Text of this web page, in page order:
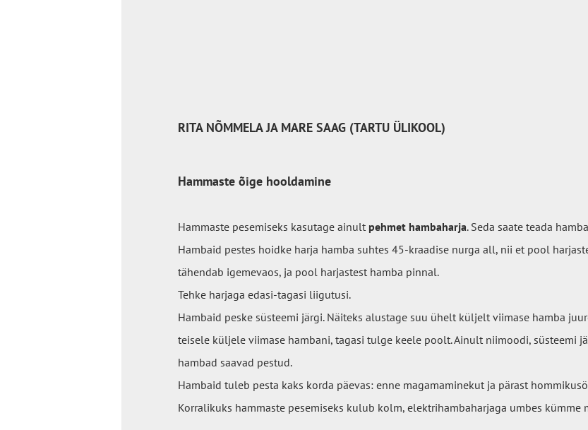
RITA NÕMMELA JA MARE SAAG (TARTU ÜLIKOOL)
Hammaste õige hooldamine
Hammaste pesemiseks kasutage ainult pehmet hambaharja. Seda saate teada
Hambaid pestes hoidke harja hamba suhtes 45-kraadise nurga all, nii et pool
tähendab igemevaos, ja pool harjastest hamba pinnal.
Tehke harjaga edasi-tagasi liigutusi.
Hambaid peske süsteemi järgi. Näiteks alustage suu ühelt küljelt viimase hamba
teisele küljele viimase hambani, tagasi tulge keele poolt. Ainult niimoodi, süsteemi
hambad saavad pestud.
Hambaid tuleb pesta kaks korda päevas: enne magamaminekut ja pärast
Korralikuks hammaste pesemiseks kulub kolm, elektrihambaharjaga umbes kümme